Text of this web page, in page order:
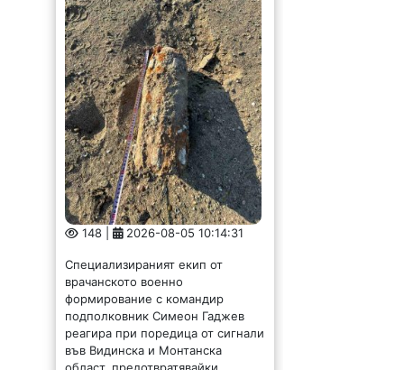
формирование с командир
подполковник Симеон Гаджев
реагира при поредица от сигнали
във Видинска и Монтанска
област, предотвратявайки
сериозен риск за населението.
Само за осем дни –...
Хлапак се заби с
електрическа
тротинетка в кола, в
болница е